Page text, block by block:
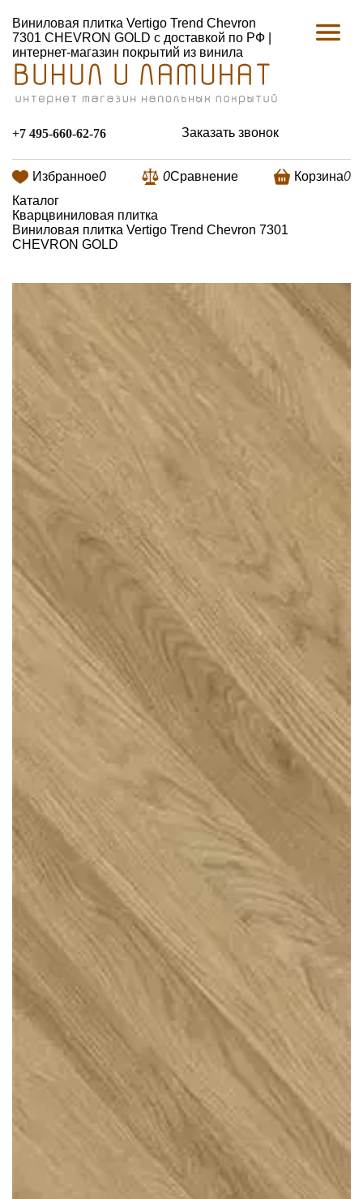
Виниловая плитка Vertigo Trend Chevron
7301 CHEVRON GOLD с доставкой по РФ |
интернет-магазин покрытий из винила
+7 495-660-62-76 Заказать звонок
Избранное0 0Сравнение Корзина0
Каталог
Кварцвиниловая плитка
Виниловая плитка Vertigo Trend Chevron 7301
CHEVRON GOLD